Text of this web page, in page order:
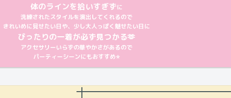
体のラインを拾いすぎずに
洗練されたスタイルを演出してくれるので
きれいめに見せたい日や、少し大人っぽく魅せたい日に
ぴったりの一着が必ず見つかる🫶
アクセサリーいらずの華やかさがあるので
パーティーシーンにもおすすめ⭐️